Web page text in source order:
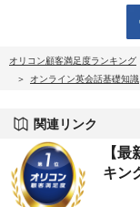
オリコン顧客満足度ランキング
オンライン英会話基礎知識
関連リンク
【
キン